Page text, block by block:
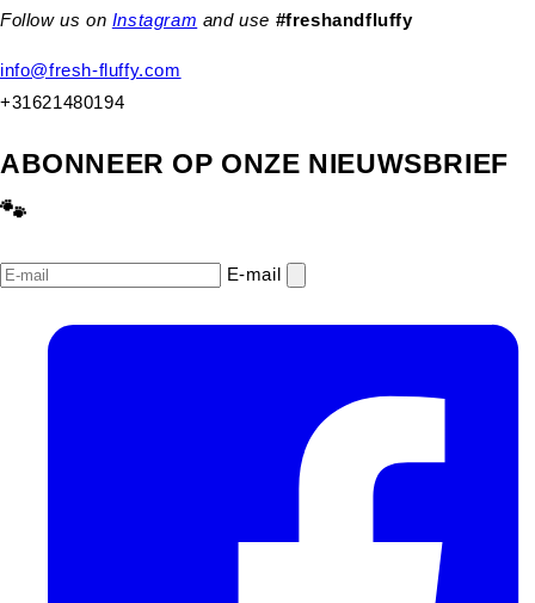
Follow us on Instagram and use #freshandfluffy
info@fresh-fluffy.com
+31621480194
ABONNEER OP ONZE NIEUWSBRIEF
🐾
E‑mail